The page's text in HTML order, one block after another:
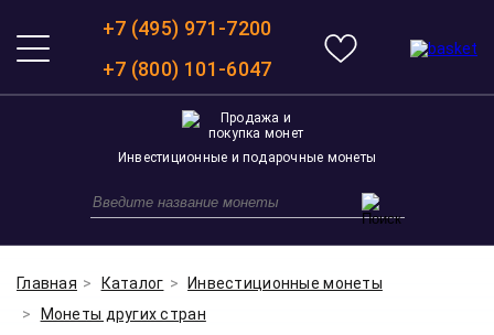
+7 (495) 971-7200
+7 (800) 101-6047
Инвестиционные и подарочные монеты
Главная Каталог
Инвестиционные монеты
Монеты других стран